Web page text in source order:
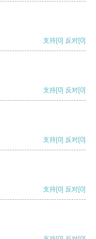
支持[0] 反对[0]
支持[0] 反对[0]
支持[0] 反对[0]
支持[0] 反对[0]